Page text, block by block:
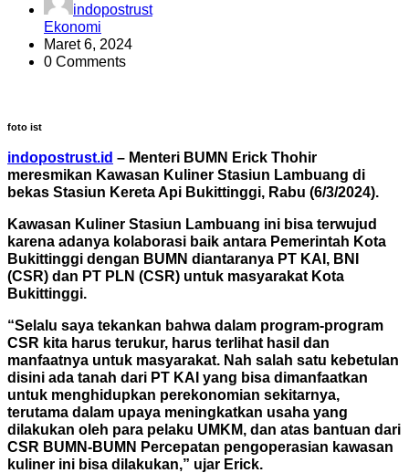
indopostrust
Ekonomi
Maret 6, 2024
0 Comments
foto ist
indopostrust.id – Menteri BUMN Erick Thohir
meresmikan Kawasan Kuliner Stasiun Lambuang di
bekas Stasiun Kereta Api Bukittinggi, Rabu (6/3/2024).
Kawasan Kuliner Stasiun Lambuang ini bisa terwujud
karena adanya kolaborasi baik antara Pemerintah Kota
Bukittinggi dengan BUMN diantaranya PT KAI, BNI
(CSR) dan PT PLN (CSR) untuk masyarakat Kota
Bukittinggi.
“Selalu saya tekankan bahwa dalam program-program
CSR kita harus terukur, harus terlihat hasil dan
manfaatnya untuk masyarakat. Nah salah satu kebetulan
disini ada tanah dari PT KAI yang bisa dimanfaatkan
untuk menghidupkan perekonomian sekitarnya,
terutama dalam upaya meningkatkan usaha yang
dilakukan oleh para pelaku UMKM, dan atas bantuan dari
CSR BUMN-BUMN Percepatan pengoperasian kawasan
kuliner ini bisa dilakukan,” ujar Erick.